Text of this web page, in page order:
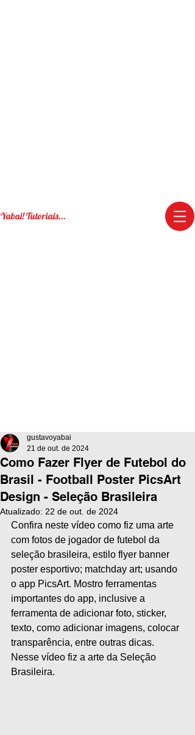
Yabai! Tutoriais...
Como Fazer Flyer de Futebol do
Brasil - Football Poster PicsArt
Design - Seleção Brasileira
gustavoyabai
21 de out. de 2024
Atualizado: 22 de out. de 2024
Confira neste vídeo como fiz uma arte
com fotos de jogador de futebol da
seleção brasileira, estilo flyer banner
poster esportivo; matchday art; usando
o app PicsArt. Mostro ferramentas
importantes do app, inclusive a
ferramenta de adicionar foto, sticker,
texto, como adicionar imagens, colocar
transparência, entre outras dicas.
Nesse vídeo fiz a arte da Seleção
Brasileira.